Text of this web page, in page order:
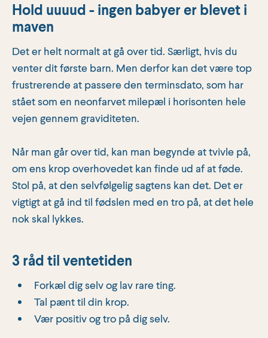
Hold uuuud - ingen babyer er blevet i
maven
Det er helt normalt at gå over tid. Særligt, hvis du
venter dit første barn. Men derfor kan det være top
frustrerende at passere den terminsdato, som har
stået som en neonfarvet milepæl i horisonten hele
vejen gennem graviditeten.
Når man går over tid, kan man begynde at tvivle på,
om ens krop overhovedet kan finde ud af at føde.
Stol på, at den selvfølgelig sagtens kan det. Det er
vigtigt at gå ind til fødslen med en tro på, at det hele
nok skal lykkes.
3 råd til ventetiden
Forkæl dig selv og lav rare ting.
Tal pænt til din krop.
Vær positiv og tro på dig selv.